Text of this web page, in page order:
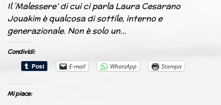
Il ´Malessere’ di cui ci parla Laura Cesarano
Jouakim è qualcosa di sottile, interno e
generazionale. Non è solo un…
Condividi:
E-mail
WhatsApp Stampa
Mi piace: